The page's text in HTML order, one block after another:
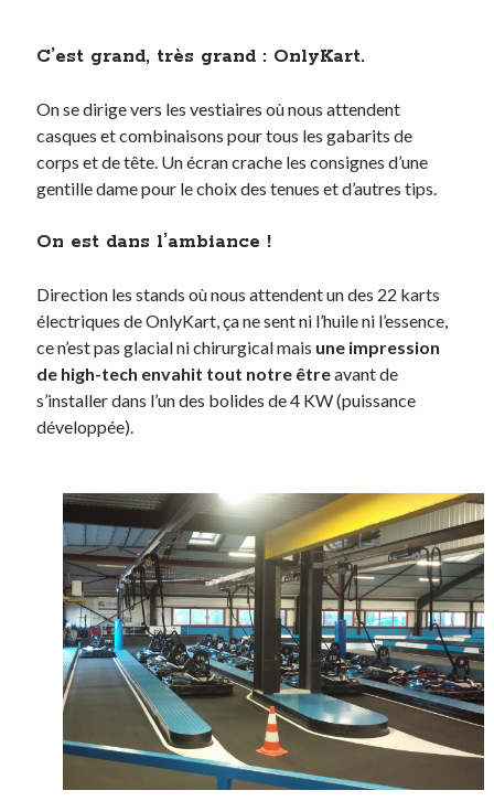
C’est grand, très grand : OnlyKart.
On se dirige vers les vestiaires où nous attendent
casques et combinaisons pour tous les gabarits de
corps et de tête. Un écran crache les consignes d’une
gentille dame pour le choix des tenues et d’autres tips.
On est dans l’ambiance !
Direction les stands où nous attendent un des 22 karts
électriques de OnlyKart, ça ne sent ni l’huile ni l’essence,
ce n’est pas glacial ni chirurgical mais une impression
de high-tech envahit tout notre êtreavant de
s’installer dans l’un des bolides de 4 KW (puissance
développée).